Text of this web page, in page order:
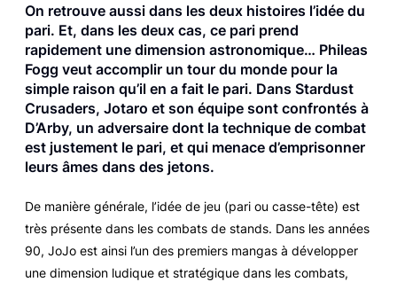
On retrouve aussi dans les deux histoires l’idée du
pari. Et, dans les deux cas, ce pari prend
rapidement une dimension astronomique… Phileas
Fogg veut accomplir un tour du monde pour la
simple raison qu’il en a fait le pari. Dans Stardust
Crusaders, Jotaro et son équipe sont confrontés à
D’Arby, un adversaire dont la technique de combat
est justement le pari, et qui menace d’emprisonner
leurs âmes dans des jetons.
De manière générale, l’idée de jeu (pari ou casse-tête) est
très présente dans les combats de stands. Dans les années
90, JoJo est ainsi l’un des premiers mangas à développer
une dimension ludique et stratégique dans les combats,